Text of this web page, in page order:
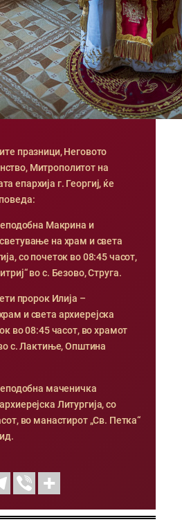
празници, Неговото
Митрополитот на
епархија г. Георгиј, ќе
Макрина и
на храм и света
со почеток во 08:45 часот,
во с. Безово, Струга.
пророк Илија –
и света архиерејска
во 08:45 часот, во храмот
с. Лактиње, Општина
маченичка
Литургија, со
во манастирот „Св. Петка“